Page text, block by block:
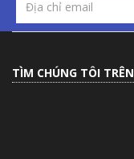
TÌM CHÚNG TÔI